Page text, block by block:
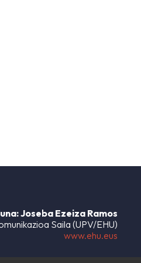
Joseba Ezeiza Ramos
Saila (UPV/EHU)
www.ehu.eus